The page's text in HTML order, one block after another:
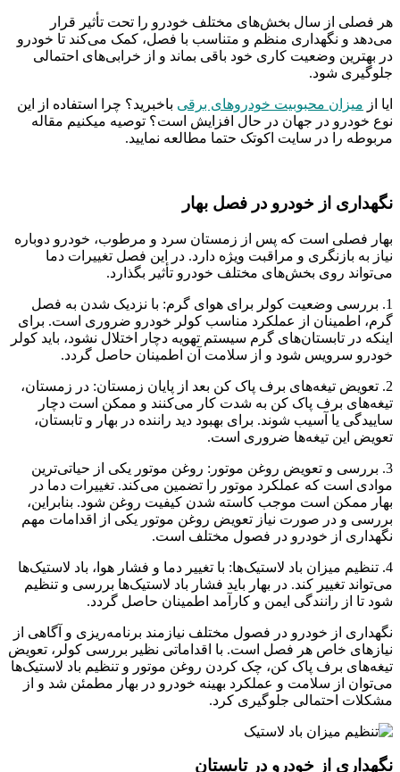
هر فصلی از سال بخش‌های مختلف خودرو را تحت تأثیر قرار
می‌دهد و نگهداری منظم و متناسب با فصل، کمک می‌کند تا خودرو
در بهترین وضعیت کاری خود باقی بماند و از خرابی‌های احتمالی
جلوگیری شود.
ایا از میزان محبوبیت خودروهای برقی باخبرید؟ چرا استفاده از این
نوع خودرو در جهان در حال افزایش است؟ توصیه میکنیم مقاله
مربوطه را در سایت اکوتک حتما مطالعه نمایید.
نگهداری از خودرو در فصل بهار
بهار فصلی است که پس از زمستان سرد و مرطوب، خودرو دوباره
نیاز به بازنگری و مراقبت ویژه دارد. در این فصل تغییرات دما
می‌تواند روی بخش‌های مختلف خودرو تأثیر بگذارد.
1. بررسی وضعیت کولر برای هوای گرم: با نزدیک شدن به فصل
گرم، اطمینان از عملکرد مناسب کولر خودرو ضروری است. برای
اینکه در تابستان‌های گرم سیستم تهویه دچار اختلال نشود، باید کولر
خودرو سرویس شود و از سلامت آن اطمینان حاصل گردد.
2. تعویض تیغه‌های برف پاک کن بعد از پایان زمستان: در زمستان،
تیغه‌های برف پاک کن به شدت کار می‌کنند و ممکن است دچار
ساییدگی یا آسیب شوند. برای بهبود دید راننده در بهار و تابستان،
تعویض این تیغه‌ها ضروری است.
3. بررسی و تعویض روغن موتور: روغن موتور یکی از حیاتی‌ترین
موادی است که عملکرد موتور را تضمین می‌کند. تغییرات دما در
بهار ممکن است موجب کاسته شدن کیفیت روغن شود. بنابراین،
بررسی و در صورت نیاز تعویض روغن موتور یکی از اقدامات مهم
نگهداری از خودرو در فصول مختلف است.
4. تنظیم میزان باد لاستیک‌ها: با تغییر دما و فشار هوا، باد لاستیک‌ها
می‌تواند تغییر کند. در بهار باید فشار باد لاستیک‌ها بررسی و تنظیم
شود تا از رانندگی ایمن و کارآمد اطمینان حاصل گردد.
نگهداری از خودرو در فصول مختلف نیازمند برنامه‌ریزی و آگاهی از
نیازهای خاص هر فصل است. با اقداماتی نظیر بررسی کولر، تعویض
تیغه‌های برف پاک کن، چک کردن روغن موتور و تنظیم باد لاستیک‌ها
می‌توان از سلامت و عملکرد بهینه خودرو در بهار مطمئن شد و از
مشکلات احتمالی جلوگیری کرد.
نگهداری از خودرو در تابستان